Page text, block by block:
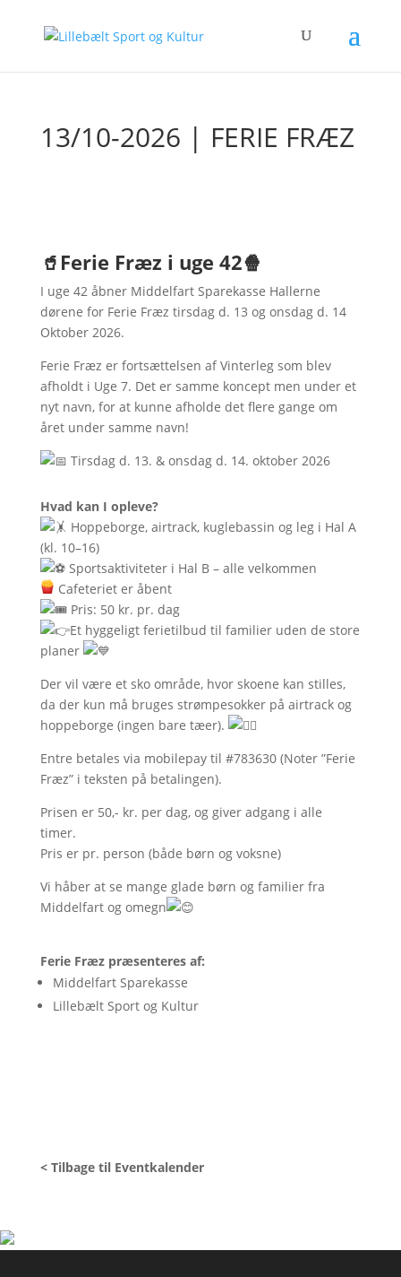
13/10-2026 | FERIE FRÆZ
🥤 Ferie Fræz i uge 42🍿
I uge 42 åbner Middelfart Sparekasse Hallerne
dørene for Ferie Fræz tirsdag d. 13 og onsdag d. 14
Oktober 2026.
Ferie Fræz er fortsættelsen af Vinterleg som blev
afholdt i Uge 7. Det er samme koncept men under et
nyt navn, for at kunne afholde det flere gange om
året under samme navn!
Tirsdag d. 13. & onsdag d. 14. oktober 2026
Hvad kan I opleve?
Hoppeborge, airtrack, kuglebassin og leg i Hal A
(kl. 10–16)
Sportsaktiviteter i Hal B – alle velkommen
Cafeteriet er åbent
Pris: 50 kr. pr. dag
Et hyggeligt ferietilbud til familier uden de store
planer
Der vil være et sko område, hvor skoene kan stilles,
da der kun må bruges strømpesokker på airtrack og
hoppeborge (ingen bare tæer).
Entre betales via mobilepay til #783630 (Noter ”Ferie
Fræz” i teksten på betalingen).
Prisen er 50,- kr. per dag, og giver adgang i alle
timer.
Pris er pr. person (både børn og voksne)
Vi håber at se mange glade børn og familier fra
Middelfart og omegn
Ferie Fræz præsenteres af:
Middelfart Sparekasse
Lillebælt Sport og Kultur
< Tilbage til Eventkalender